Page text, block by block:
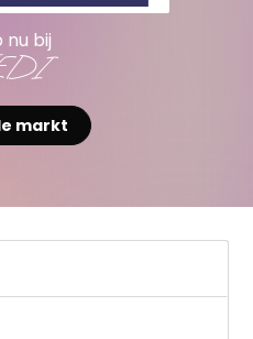
nu bij
markt